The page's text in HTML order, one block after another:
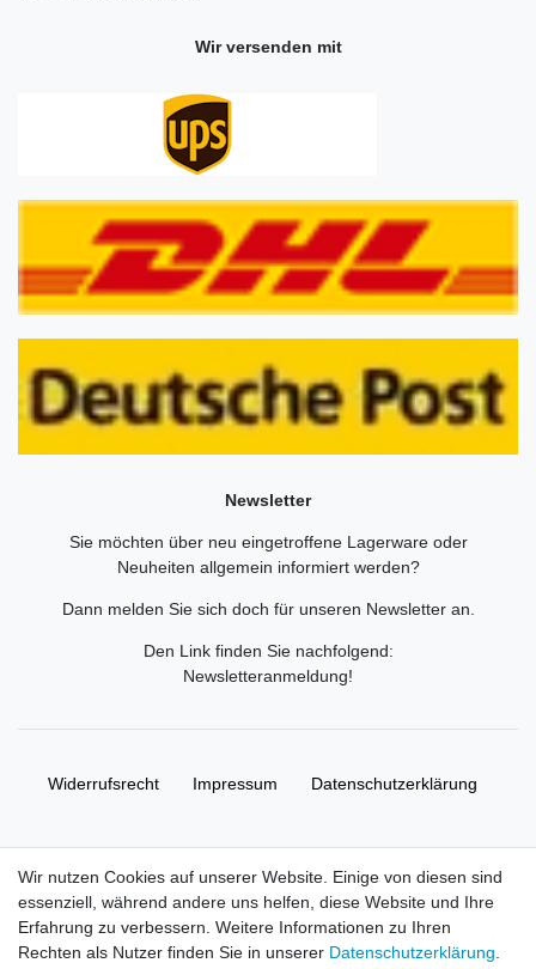
Wir versenden mit
Newsletter
Sie möchten über neu eingetroffene Lagerware oder
Neuheiten allgemein informiert werden?
Dann melden Sie sich doch für unseren Newsletter an.
Den Link finden Sie nachfolgend:
Newsletteranmeldung!
Widerrufs­recht Impressum Daten­schutz­erklärung
© Copyright 2026 | Alle Rechte vorbehalten. HL-
Handelsgesellschaft mbH.
Wir nutzen Cookies auf unserer Website. Einige von diesen sind
essenziell, während andere uns helfen, diese Website und Ihre
Erfahrung zu verbessern. Weitere Informationen zu Ihren
Rechten als Nutzer finden Sie in unserer Daten­schutz­erklärung